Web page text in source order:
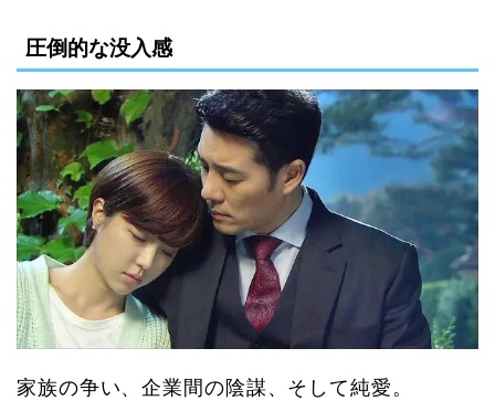
圧倒的な没入感
家族の争い、企業間の陰謀、そして純愛。